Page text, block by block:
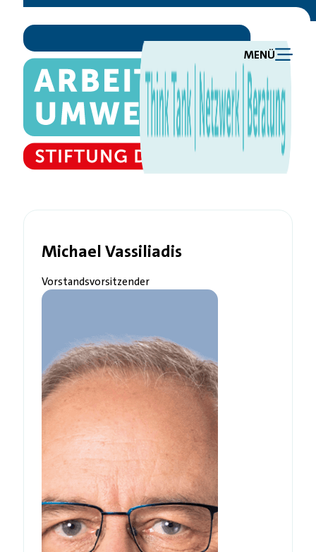
MENÜ
Michael Vassiliadis
Vorstandsvorsitzender